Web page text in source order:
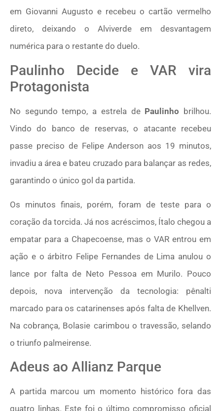
em Giovanni Augusto e recebeu o cartão vermelho
direto, deixando o Alviverde em desvantagem
numérica para o restante do duelo.
Paulinho Decide e VAR vira
Protagonista
No segundo tempo, a estrela de Paulinho brilhou.
Vindo do banco de reservas, o atacante recebeu
passe preciso de Felipe Anderson aos 19 minutos,
invadiu a área e bateu cruzado para balançar as redes,
garantindo o único gol da partida.
Os minutos finais, porém, foram de teste para o
coração da torcida. Já nos acréscimos, Ítalo chegou a
empatar para a Chapecoense, mas o VAR entrou em
ação e o árbitro Felipe Fernandes de Lima anulou o
lance por falta de Neto Pessoa em Murilo. Pouco
depois, nova intervenção da tecnologia: pênalti
marcado para os catarinenses após falta de Khellven.
Na cobrança, Bolasie carimbou o travessão, selando
o triunfo palmeirense.
Adeus ao Allianz Parque
A partida marcou um momento histórico fora das
quatro linhas. Este foi o último compromisso oficial